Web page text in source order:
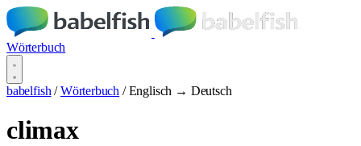
Wörterbuch
babelfish / Wörterbuch / Englisch → Deutsch
climax